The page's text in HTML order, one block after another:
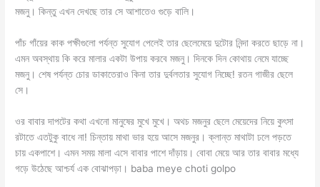
মজনু। কিন্তু এখন দেখছে তার সে আশাতেও গুড়ে বালি।
পাঁচ গাঁয়ের কাক পক্ষীগুলো পর্যন্ত সুযোগ পেলেই তার ছেলেমেয়ে দুটোর নিন্দা করতে ছাড়ে না।
এমন অবস্থায় কি করে মালার একটা উপায় করবে মজনু। দিনকে দিন কোথায় নেমে যাচ্ছে
মজনু। শেষ পর্যন্ত চোর ডাকাতেরাও কিনা তার দুর্বলতার সুযোগ নিচ্ছে! রতন গাজীর ছেলে
সে।
ওর বাবার দাপটের কথা এখনো মানুষের মুখে মুখে। অথচ মজনুর ছেলে মেয়েদের নিয়ে কুৎসা
রটাতে এতটুকু বাধে না! চিন্তায় মাথা ভার হয়ে আসে মজনুর। ক্লান্ত মাথাটা ঢলে পড়তে
চায় একপাশে। এমন সময় মালা এসে বাবার পাশে দাঁড়ায়। বোবা মেয়ে আর তার বাবার মধ্যে
গড়ে উঠেছে আশ্চর্য এক বোঝাপড়া। baba meye choti golpo